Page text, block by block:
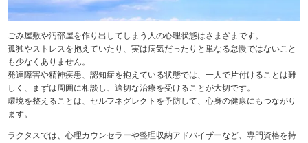
ごみ屋敷や汚部屋を作り出してしまう人の心理状態はさまざまです。
孤独やストレスを抱えていたり、実は病気だったりと単なる怠慢ではないこと
も少なくありません。
発達障害や精神疾患、認知症を抱えている状態では、一人で片付けることは難
しく、まずは周囲に相談し、適切な治療を受けることが大切です。
環境を整えることは、セルフネグレクトを予防して、心身の健康にもつながり
ます。
ラクタスでは、心理カウンセラーや整理収納アドバイザーなど、専門資格を持